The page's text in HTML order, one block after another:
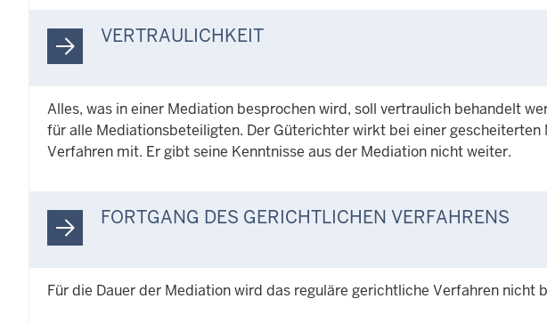
VERTRAULICHKEIT
Alles, was in einer Mediation besprochen wird, soll vertraulich behandelt
für alle Mediationsbeteiligten. Der Güterichter wirkt bei einer
Verfahren mit. Er gibt seine Kenntnisse aus der Mediation nicht weiter.
FORTGANG DES GERICHTLICHEN VERFAHRENS
Für die Dauer der Mediation wird das reguläre gerichtliche Verfahren nicht